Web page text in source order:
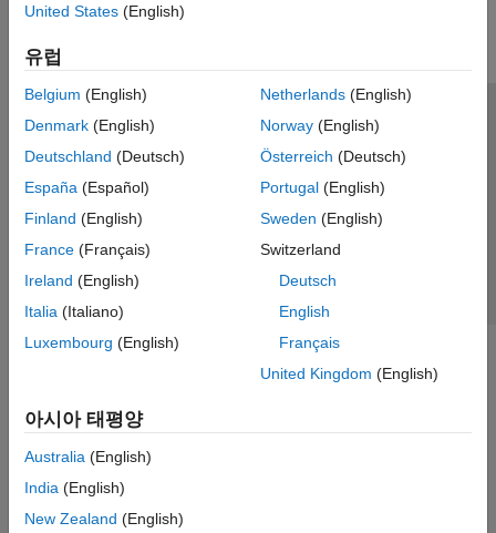
United States (English)
유럽
Belgium (English)
Denmark (English)
Deutschland (Deutsch)
España (Español)
Finland (English)
France (Français)
Ireland (English)
Italia (Italiano)
Luxembourg (English)
Netherlands(English)
Norway(English)
Österreich (Deutsch)
Portugal(English)
Sweden (English)
Switzerland
Deutsch
English
Français
United Kingdom (English)
아시아 태평양
Australia (English)
India (English)
New Zealand (English)
신뢰 센터 등록 상표 개인정보 취급방침
불법 복제 방지
애플리케이션 상태
© 1994-2026 The MathWorks, Inc.